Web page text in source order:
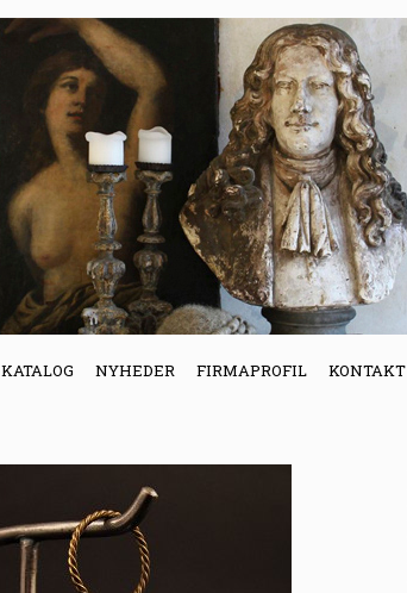
KATALOG NYHEDER FIRMAPROFIL KONTAKT